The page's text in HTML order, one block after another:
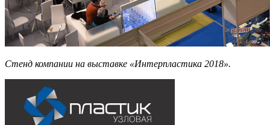
Стенд компании на выставке «Интерпластика 2018».